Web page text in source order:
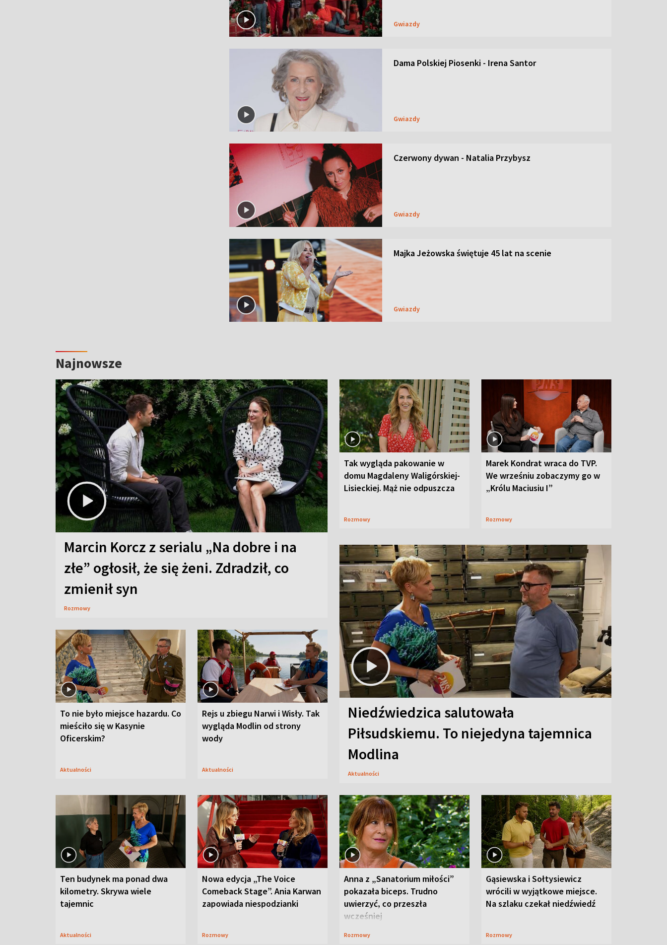
Gwiazdy
Dama Polskiej Piosenki - Irena Santor
Gwiazdy
Czerwony dywan - Natalia Przybysz
Gwiazdy
Majka Jeżowska świętuje 45 lat na scenie
Gwiazdy
Najnowsze
Marcin Korcz z serialu „Na dobre i na
złe” ogłosił, że się żeni. Zdradził, co
zmienił syn
Rozmowy
Tak wygląda pakowanie w
domu Magdaleny Waligórskiej-
Lisieckiej. Mąż nie odpuszcza
Rozmowy
Marek Kondrat wraca do TVP.
We wrześniu zobaczymy go w
„Królu Maciusiu I”
Rozmowy
To nie było miejsce hazardu. Co
mieściło się w Kasynie
Oficerskim?
Aktualności
Rejs u zbiegu Narwi i Wisły. Tak
wygląda Modlin od strony
wody
Aktualności
Niedźwiedzica salutowała
Piłsudskiemu. To niejedyna tajemnica
Modlina
Aktualności
Ten budynek ma ponad dwa
kilometry. Skrywa wiele
tajemnic
Aktualności
Nowa edycja „The Voice
Comeback Stage”. Ania Karwan
zapowiada niespodzianki
Rozmowy
Anna z „Sanatorium miłości”
pokazała biceps. Trudno
uwierzyć, co przeszła
wcześniej
Rozmowy
Gąsiewska i Sołtysiewicz
wrócili w wyjątkowe miejsce.
Na szlaku czekał niedźwiedź
Rozmowy